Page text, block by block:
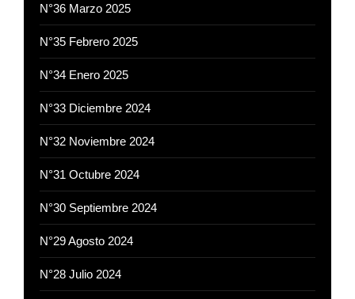
N°36 Marzo 2025
N°35 Febrero 2025
N°34 Enero 2025
N°33 Diciembre 2024
N°32 Noviembre 2024
N°31 Octubre 2024
N°30 Septiembre 2024
N°29 Agosto 2024
N°28 Julio 2024